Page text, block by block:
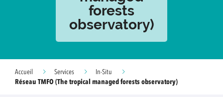
forests
observatory)
Accueil Services
In-Situ
Réseau TMFO (The tropical managed forests observatory)